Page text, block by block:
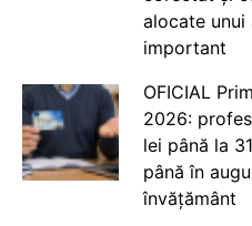
alocate
important
OFICIAL
2026:
lei până la
până în
învățământ